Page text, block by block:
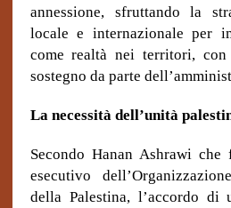
annessione, sfruttando la
locale e internazionale per
come realtà nei territori,
sostegno da parte
La necessità dell’unità
Secondo Hanan Ashrawi
esecutivo
della Palestina, l’accordo